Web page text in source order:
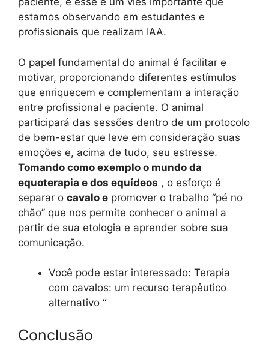
estamos observando em estudantes e
profissionais que realizam IAA.
O papel fundamental do animal é facilitar e
motivar, proporcionando diferentes estímulos
que enriquecem e complementam a interação
entre profissional e paciente. O animal
participará das sessões dentro de um protocolo
de bem-estar que leve em consideração suas
emoções e, acima de tudo, seu estresse.
Tomando como exemplo o mundo da
equoterapia e dos equídeos , o esforço é
separar o cavalo e promover o trabalho “pé no
chão” que nos permite conhecer o animal a
partir de sua etologia e aprender sobre sua
comunicação.
Você pode estar interessado: Terapia
com cavalos: um recurso terapêutico
alternativo “
Conclusão